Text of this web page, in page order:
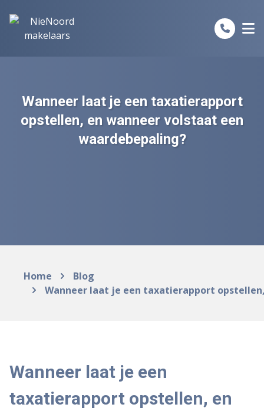
Wanneer laat je een taxatierapport
opstellen, en wanneer volstaat een
waardebepaling?
Home
Blog
Wanneer laat je een taxatierapport
Wanneer laat je een
taxatierapport opstellen, en